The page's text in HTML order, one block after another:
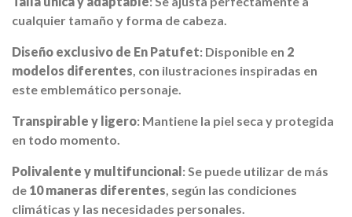
cualquier tamaño y forma de cabeza.
Diseño exclusivo de En Patufet: Disponible en 2
modelos diferentes, con ilustraciones inspiradas en
este emblemático personaje.
Transpirable y ligero: Mantiene la piel seca y protegida
en todo momento.
Polivalente y multifuncional: Se puede utilizar de más
de 10 maneras diferentes, según las condiciones
climáticas y las necesidades personales.